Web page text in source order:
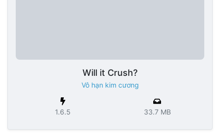
Will it Crush?
Vô hạn kim cương
1.6.5 33.7 MB